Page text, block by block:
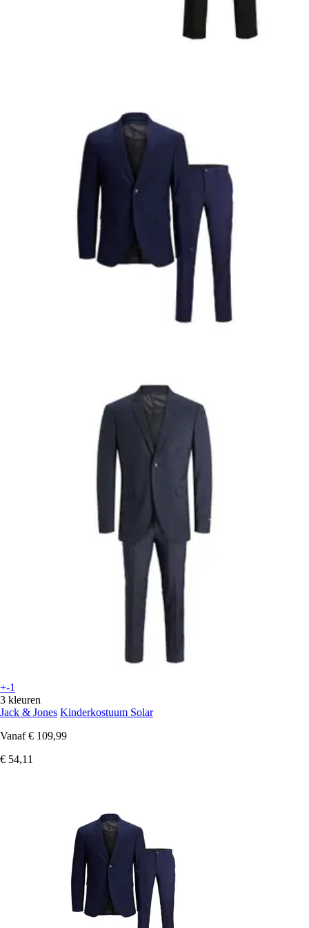
+-1
3 kleuren
Jack & Jones Kinderkostuum Solar
Vanaf € 109,99
€ 54,11